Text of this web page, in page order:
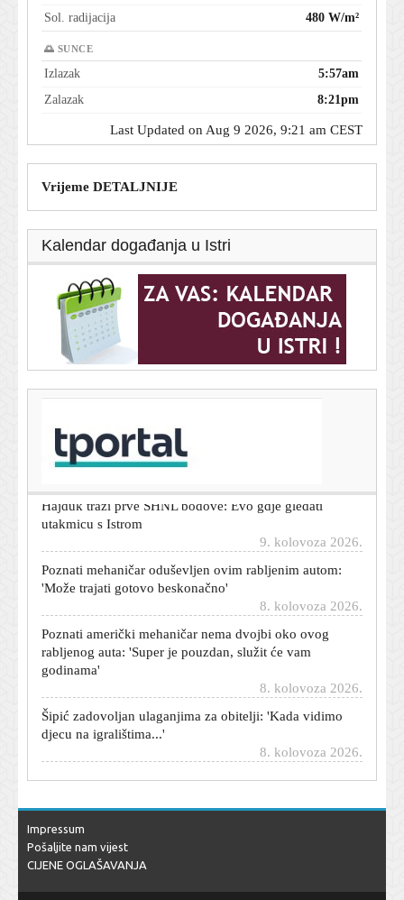
Sol. radijacija
480 W/m²
🌅 SUNCE
Izlazak
5:57am
Zalazak
8:21pm
Last Updated on Aug 9 2026, 9:21 am CEST
Vrijeme DETALJNIJE
Kalendar događanja u Istri
T-portal.hr
ozlijeđenih
utakmicu s Istrom
Poznati mehaničar oduševljen ovim rabljenim autom:
'Može trajati gotovo beskonačno'
Poznati američki mehaničar nema dvojbi oko ovog
rabljenog auta: 'Super je pouzdan, služit će vam
godinama'
Šipić zadovoljan ulaganjima za obitelji: 'Kada vidimo
djecu na igralištima...'
Ostavio je automobil otključan, ključeve unutra i otišao -
8. kolovoza 2026.
Imao je zabranu vožnje godinu dana, policija ga
uhvatila na mopedu, a šibenski sud ga oslobodio: Evo
8. kolovoza 2026.
Impressum
Pošaljite nam vijest
CIJENE OGLAŠAVANJA